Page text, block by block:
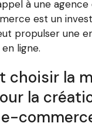
à une
est un
propulser une
ligne.
choisir la
la